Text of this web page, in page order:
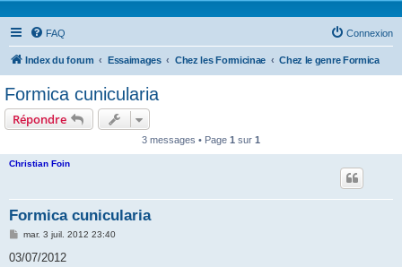
FAQ Connexion
Index du forum Essaimages Chez les Formicinae Chez le genre Formica
Formica cunicularia
Répondre
3 messages • Page 1 sur 1
Christian Foin
Formica cunicularia
M
s
mar. 3 juil. 2012 23:40
03/07/2012